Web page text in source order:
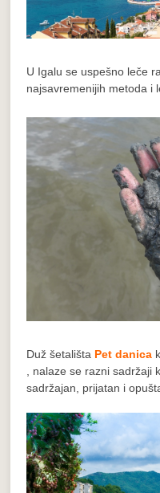
U Igalu se uspešno leče
najsavremenijih metoda i
Duž šetališta Pet danica
, nalaze se razni sadržaji
sadržajan, prijatan i